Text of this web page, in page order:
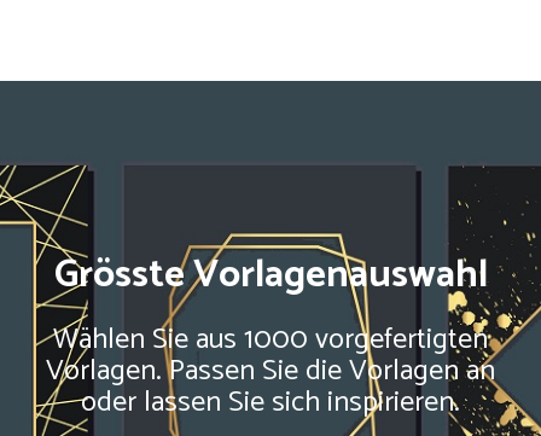
Grösste Vorlagenauswahl
Wählen Sie aus 1000 vorgefertigten
Vorlagen. Passen Sie die Vorlagen an
oder lassen Sie sich inspirieren.